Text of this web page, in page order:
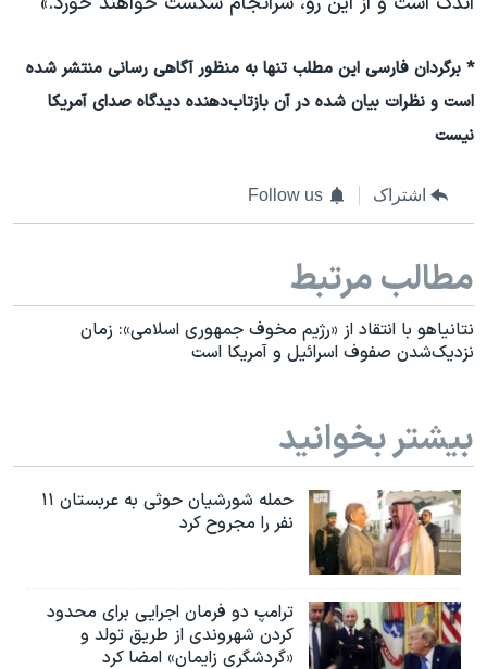
* برگردان فارسی این مطلب تنها به منظور آگاهی رسانی منتشر شده
است و نظرات بیان شده در آن بازتاب‌دهنده دیدگاه صدای آمریکا
نیست
اشتراک Follow us
مطالب مرتبط
نتانیاهو با انتقاد از «رژیم مخوف جمهوری اسلامی»: زمان
نزدیک‌شدن صفوف اسرائیل و آمریکا است
بیشتر بخوانید
حمله شورشیان حوثی به عربستان ۱۱
نفر را مجروح کرد
ترامپ دو فرمان اجرایی برای محدود
کردن شهروندی از طریق تولد و
«گردشگری زایمان» امضا کرد